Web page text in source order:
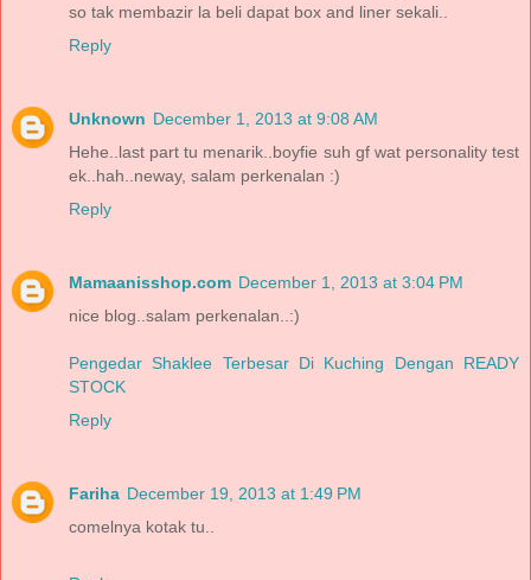
so tak membazir la beli dapat box and liner sekali..
Reply
Unknown December 1, 2013 at 9:08 AM
Hehe..last part tu menarik..boyfie suh gf wat personality test
ek..hah..neway, salam perkenalan :)
Reply
Mamaanisshop.com December 1, 2013 at 3:04 PM
nice blog..salam perkenalan..:)
Pengedar Shaklee Terbesar Di Kuching Dengan READY
STOCK
Reply
Fariha December 19, 2013 at 1:49 PM
comelnya kotak tu..